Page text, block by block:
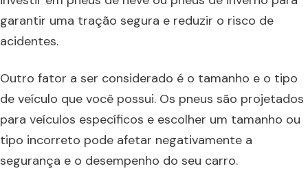
garantir uma tração segura e reduzir o risco de
acidentes.
Outro fator a ser considerado é o tamanho e o tipo
de veículo que você possui. Os pneus são projetados
para veículos específicos e escolher um tamanho ou
tipo incorreto pode afetar negativamente a
segurança e o desempenho do seu carro.